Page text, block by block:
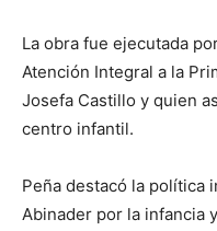
La obra fue ejecutada
Atención Integral a la
Josefa Castillo y quien
centro infantil.
Peña destacó la política
Abinader por la infancia